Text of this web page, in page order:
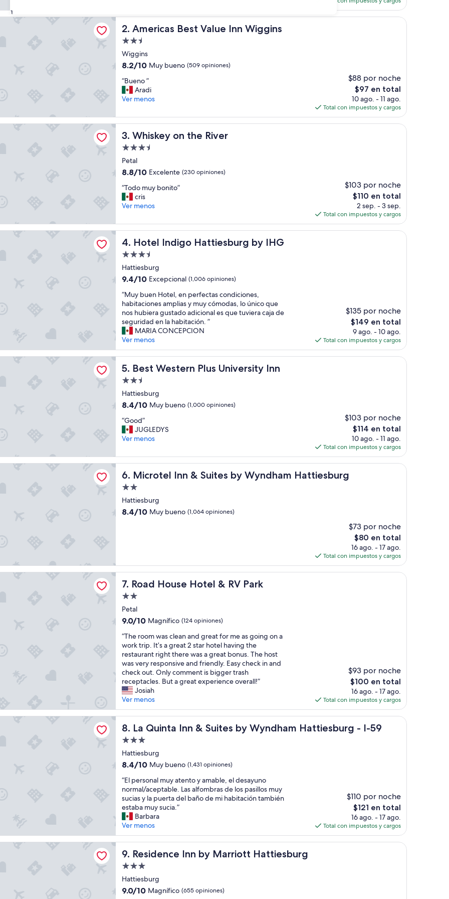
31
y
e
d
h
e
r
a
f
a
s
t
es
de
2. Americas Best Value Inn Wiggins
Americas Best Value Inn Wiggins
Propiedad
de
2.5
estrellas
Wiggins
8.2
10,
Muy
bueno,
opiniones)
8.2/10 Muy bueno (509 opiniones)
“
B
u
n
o
”
“Bueno ”
Aradi
Ver menos
$88 por noche
El
precio
actual
es
de
$97 en total
10 ago. - 11 ago.
Total con impuestos y cargos
Best Value Inn Wiggins
3. Whiskey on the River
Whiskey on the River
Propiedad
de
3.5
estrellas
Petal
8.8
10,
Excelente,
(230
8.8/10 Excelente (230 opiniones)
“
T
o
o
m
u
b
o
n
t
o
”
“Todo muy bonito”
cris
Ver menos
$103 por noche
El
precio
actual
es
de
$110 en total
2 sep. - 3 sep.
Total con impuestos y cargos
the River
4. Hotel Indigo Hattiesburg by IHG
Hotel Indigo Hattiesburg by IHG
Propiedad
de
3.5
estrellas
Hattiesburg
9.4
10,
Excepcional,
(1,006
opiniones)
9.4/10 Excepcional (1,006 opiniones)
“
M
u
y
b
u
e
n
H
e
l
e
p
r
f
e
a
s
c
i
o
e
s
,
a
b
i
t
a
c
i
o
n
e
s
m
p
l
a
s
y
m
y
c
ó
m
o
d
a
s
“Muy buen Hotel, en perfectas condiciones,
habitaciones amplias y muy cómodas, lo único que
nos hubiera gustado adicional es que tuviera caja de
seguridad en la habitación. ”
MARIA CONCEPCION
Ver menos
$135 por noche
El
precio
actual
es
de
$149 en total
9 ago. - 10 ago.
Total con impuestos y cargos
Hattiesburg by IHG
5. Best Western Plus University Inn
Best Western Plus University Inn
Propiedad
de
2.5
estrellas
Hattiesburg
8.4
10,
Muy
bueno,
opiniones)
8.4/10 Muy bueno (1,000 opiniones)
“
G
o
d
”
“Good”
JUGLEDYS
Ver menos
$103 por noche
El
precio
actual
es
de
$114 en total
10 ago. - 11 ago.
Total con impuestos y cargos
Plus University Inn
6. Microtel Inn & Suites by Wyndham Hattiesburg
Microtel Inn & Suites by Wyndham Hattiesburg
Propiedad
de
2.0
estrellas
Hattiesburg
8.4
opiniones)
8.4/10 Muy bueno (1,064 opiniones)
$73 por noche
El
precio
actual
es
de
$80 en total
16 ago. - 17 ago.
Total con impuestos y cargos
& Suites by Wyndham Hattiesburg
7. Road House Hotel & RV Park
Road House Hotel & RV Park
Propiedad
de
2.0
estrellas
Petal
9.0
10,
Magnífico,
(124
opiniones)
9.0/10 Magnífico (124 opiniones)
“
T
h
e
r
o
o
m
w
a
s
e
a
a
n
d
g
e
a
t
f
m
e
“The room was clean and great for me as going on a
work trip. It’s a great 2 star hotel having the
restaurant right there was a great bonus. The host
was very responsive and friendly. Easy check in and
check out. Only comment is bigger trash
receptacles. But a great experience overall!”
Josiah
Ver menos
$93 por noche
El
precio
actual
es
de
$100
$100 en total
16 ago. - 17 ago.
Total con impuestos y cargos
Hotel & RV Park
8. La Quinta Inn & Suites by Wyndham Hattiesburg - I-59
La Quinta Inn & Suites by Wyndham Hattiesburg - I-59
Propiedad
de
3.0
estrellas
Hattiesburg
8.4
10,
Muy
bueno,
(1,431
opiniones)
8.4/10 Muy bueno (1,431 opiniones)
“
E
l
p
e
r
s
o
n
m
u
“El personal muy atento y amable, el desayuno
normal/aceptable. Las alfombras de los pasillos muy
sucias y la puerta del baño de mi habitación también
estaba muy sucia.”
Barbara
Ver menos
$110 por noche
El
precio
actual
es
de
$121 en total
16 ago. - 17 ago.
Total con impuestos y cargos
Inn & Suites by Wyndham Hattiesburg - I-59
9. Residence Inn by Marriott Hattiesburg
Residence Inn by Marriott Hattiesburg
Propiedad
de
3.0
Hattiesburg
9.0
9.0/10 Magnífico (655 opiniones)
Inn by Marriott Hattiesburg